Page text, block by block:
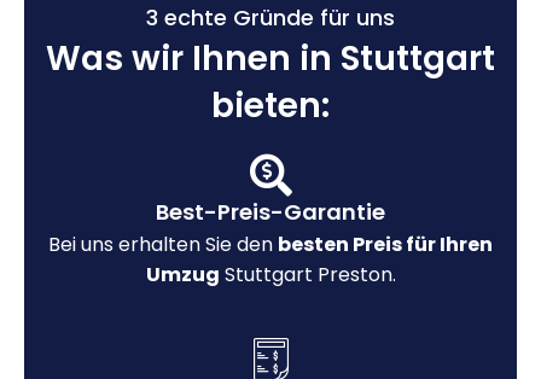
3 echte Gründe für uns
Was wir Ihnen in Stuttgart
bieten:
Best-Preis-Garantie
Bei uns erhalten Sie den besten Preis für Ihren
Umzug Stuttgart Preston.